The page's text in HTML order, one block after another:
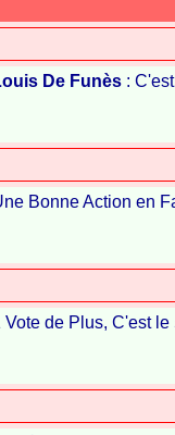
De Funès :
Bonne Action en
Vote de Plus, C'est